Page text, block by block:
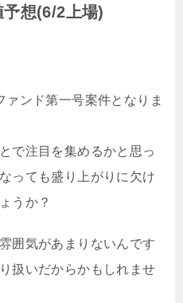
想(6/2上場)
ンド第一号案件となりま
で注目を集めるかと思っ
っても盛り上がりに欠け
うか？
囲気があまりないんです
扱いだからかもしれませ